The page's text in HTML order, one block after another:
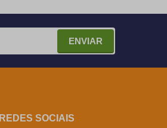
ENVIAR
REDES SOCIAIS